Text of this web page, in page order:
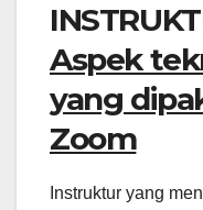
Aspek
yang
Zoom
Instruktur yang